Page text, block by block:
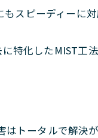
スピーディーに
特化したMIST工
はトータルで解決